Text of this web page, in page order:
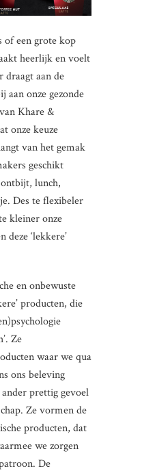
of een grote kop
heerlijk en voelt
draagt aan de
aan onze gezonde
Khare &
onze keuze
van het gemak
geschikt
lunch,
Des te flexibeler
kleiner onze
deze ‘lekkere’
en onbewuste
producten, die
Ze
waar we qua
ons beleving
prettig gevoel
Ze vormen de
producten, dat
we zorgen
De